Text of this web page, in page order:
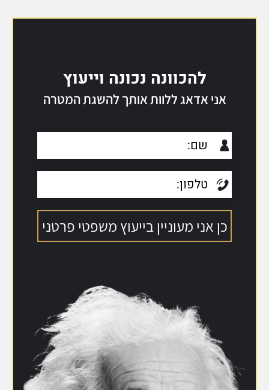
להכוונה נכונה וייעוץ
אני אדאג ללוות אותך להשגת המטרה